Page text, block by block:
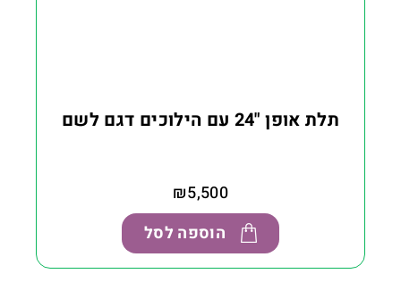
תלת אופן "24 עם הילוכים דגם לשם
₪5,500
הוספה לסל